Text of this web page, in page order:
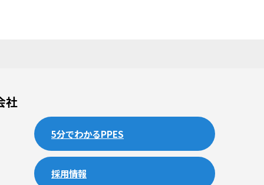
社
5分でわかるPPES
採用情報